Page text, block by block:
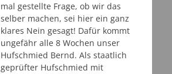
mal gestellte Frage, ob wir das
selber machen, sei hier ein ganz
klares Nein gesagt! Dafür kommt
ungefähr alle 8 Wochen unser
Hufschmied Bernd. Als staatlich
geprüfter Hufschmied mit